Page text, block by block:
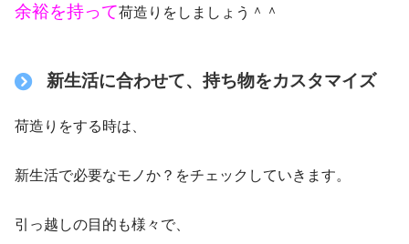
余裕を持って荷造りをしましょう＾＾
新生活に合わせて、持ち物をカスタマイズ
荷造りをする時は、
新生活で必要なモノか？をチェックしていきます。
引っ越しの目的も様々で、